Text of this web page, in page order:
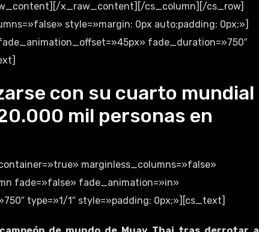
x_raw_content][/cs_column][/cs_row]
style=»margin: 0px auto;padding: 0px;»]
fade_duration=»750″
con su cuarto mundial
mil personas en
marginless_columns=»false»
fade=»false» fade_animation=»in»
type=»1/1″ style=»padding: 0px;»][cs_text]